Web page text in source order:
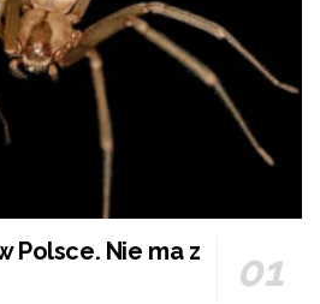
Polsce. Nie ma z